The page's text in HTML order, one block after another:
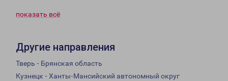
показать всё
Другие направления
Тверь - Брянская область
Кузнецк - Ханты-Мансийский автономный округ